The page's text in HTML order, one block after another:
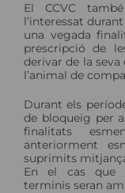
El CCVC
l’interessat
una vegada
prescripció de
derivar de la
l’animal de
Durant els
de bloqueig per
finalitats
anteriorment
suprimits
En el cas que
terminis seran